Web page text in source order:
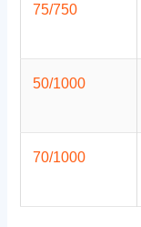
75/750
50/1000
70/1000